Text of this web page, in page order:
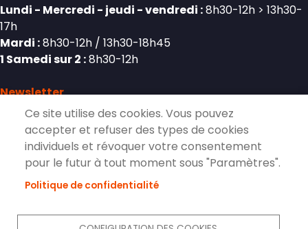
Lundi - Mercredi - jeudi - vendredi :8h30-12h > 13h30-
17h
Mardi :8h30-12h / 13h30-18h45
1 Samedi sur 2 :8h30-12h
Newsletter
S'inscrire à la lettre d'information de
Pierrelaye
Ce site utilise des cookies. Vous pouvez
accepter et refuser des types de cookies
individuels et révoquer votre consentement
pour le futur à tout moment sous "Paramètres".
Politique de confidentialité